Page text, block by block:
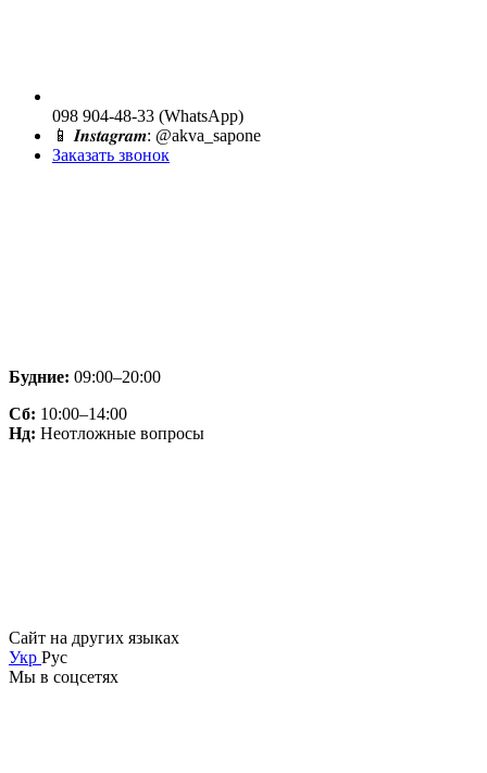
098 904-48-33 (WhatsApp)
📱 𝑰𝒏𝒔𝒕𝒂𝒈𝒓𝒂𝒎: @akva_sapone
Заказать звонок
Будние: 09:00–20:00
Сб: 10:00–14:00
Нд: Неотложные вопросы
Сайт на других языках
Укр Рус
Мы в соцсетях